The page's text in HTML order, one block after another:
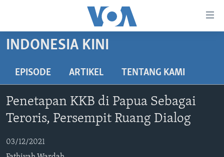
Akses
Utama
Lanjut
ke
Utama
DUNIA
POLYGRAPH
DAFTAR PROGRAM
Learning English
INDONESIA KINI
EPISODE ARTIKEL TENTANG KAMI
Penetapan KKB di Papua Sebagai
Teroris, Persempit Ruang Dialog
03/12/2021